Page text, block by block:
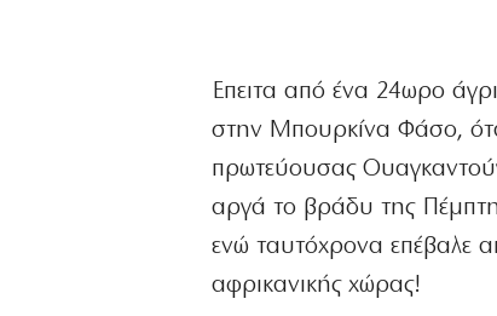
Επειτα από ένα 24ωρο
στην Μπουρκίνα Φάσο,
πρωτεύουσας
αργά το βράδυ της
ενώ ταυτόχρονα επέβαλε
αφρικανικής χώρας!